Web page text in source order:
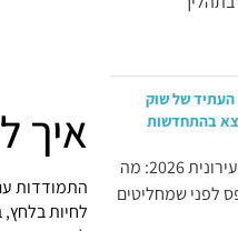
העתיד של שוק
בהתחדשות
התחדשות עירונית 2026: מה
לפני שמחליטים
איך
התמודדות
לחיות בלחץ,